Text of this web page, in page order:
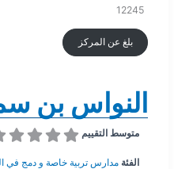
12245
بلغ عن المركز
النواس بن
متوسط التقييم
الفئة مدارس تربية خاصة و دمج في